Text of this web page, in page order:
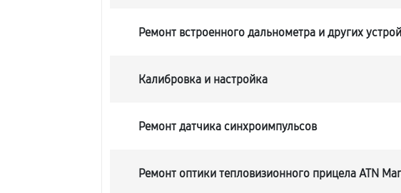
Ремонт встроенного дальнометра и других
Калибровка и настройка
Ремонт датчика синхроимпульсов
Ремонт оптики тепловизионного прицела ATN